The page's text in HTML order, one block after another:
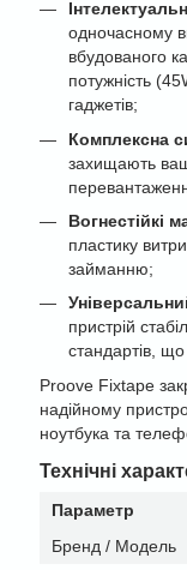
одночасному
вбудованого
потужність
гаджетів;
Комплексна
захищають
Вогнестійкі
пластику
займанню;
пристрій
стандартів,
Proove Fixtape
надійному
ноутбука та
Технічні
Параметр
Бренд / Модель